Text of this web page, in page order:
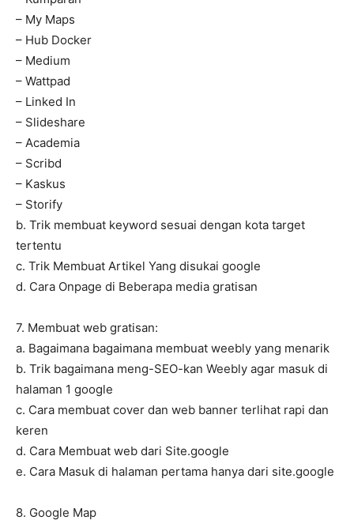
– My Maps
– Hub Docker
– Medium
– Wattpad
– Linked In
– Slideshare
– Academia
– Scribd
– Kaskus
– Storify
b. Trik membuat keyword sesuai dengan kota target
tertentu
c. Trik Membuat Artikel Yang disukai google
d. Cara Onpage di Beberapa media gratisan
7. Membuat web gratisan:
a. Bagaimana bagaimana membuat weebly yang menarik
b. Trik bagaimana meng-SEO-kan Weebly agar masuk di
halaman 1 google
c. Cara membuat cover dan web banner terlihat rapi dan
keren
d. Cara Membuat web dari Site.google
e. Cara Masuk di halaman pertama hanya dari site.google
8. Google Map